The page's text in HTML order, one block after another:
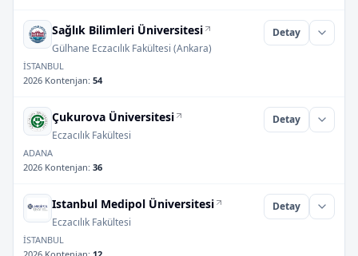
Sağlık Bilimleri Üniversitesi
Gülhane Eczacılık Fakültesi (Ankara)
Detay
İSTANBUL
2026 Kontenjan: 54
Çukurova Üniversitesi
Eczacılık Fakültesi
Detay
ADANA
2026 Kontenjan: 36
Istanbul Medipol Üniversitesi
Eczacılık Fakültesi
Detay
İSTANBUL